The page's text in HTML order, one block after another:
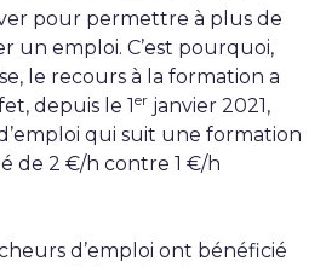
pour permettre à plus de
un emploi. C’est pourquoi,
le recours à la formation a
depuis le 1er janvier 2021,
qui suit une formation
de 2 €/h contre 1 €/h
d’emploi ont bénéficié